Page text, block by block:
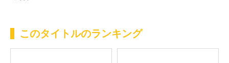
このタイトルのランキング